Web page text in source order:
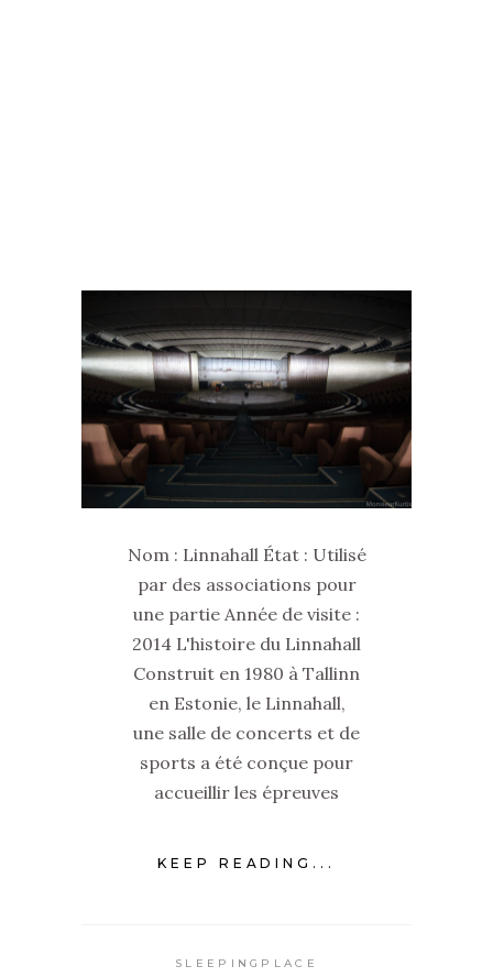
Nom : Linnahall État : Utilisé
par des associations pour
une partie Année de visite :
2014 L'histoire du Linnahall
Construit en 1980 à Tallinn
en Estonie, le Linnahall,
une salle de concerts et de
sports a été conçue pour
accueillir les épreuves
KEEP READING...
SLEEPINGPLACE